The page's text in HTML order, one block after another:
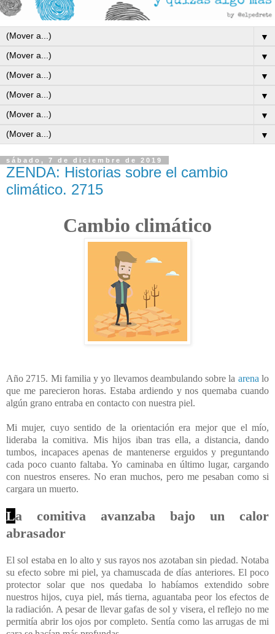
▼
▼
▼
▼
▼
▼
sábado, 7 de diciembre de 2019
ZENDA: Historias sobre el cambio
climático. 2715
Cambio climático
Año 2715. Mi familia y yo llevamos deambulando sobre la arena lo
que me parecieron horas. Estaba ardiendo y nos quemaba cuando
algún grano entraba en contacto con nuestra piel.
Mi mujer, cuyo sentido de la orientación era mejor que el mío,
lideraba la comitiva. Mis hijos iban tras ella, a distancia, dando
tumbos, incapaces apenas de mantenerse erguidos y preguntando
cada poco cuanto faltaba. Yo caminaba en último lugar, cargando
con nuestros enseres. No eran muchos, pero me pesaban como si
cargara un muerto.
La comitiva avanzaba bajo un calor
abrasador
El sol estaba en lo alto y sus rayos nos azotaban sin piedad. Notaba
su efecto sobre mi piel, ya chamuscada de días anteriores. El poco
protector solar que nos quedaba lo habíamos extendido sobre
nuestros hijos, cuya piel, más tierna, aguantaba peor los efectos de
la radiación. A pesar de llevar gafas de sol y visera, el reflejo no me
permitía abrir los ojos por completo. Sentía como las arrugas de mi